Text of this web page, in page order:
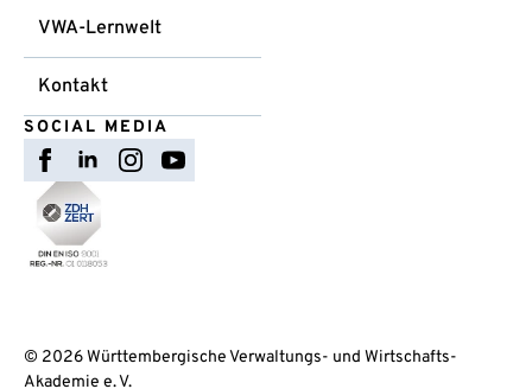
VWA-Lernwelt
Kontakt
SOCIAL MEDIA
© 2026 Württembergische Verwaltungs- und Wirtschafts-
Akademie e. V.